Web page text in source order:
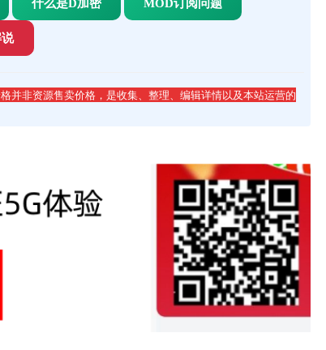
什么是D加密 MOD订阅问题
格并非资源售卖价格，是收集、整理、编辑详情以及本站运营的